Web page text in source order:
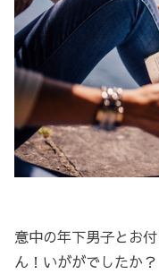
意中の年下男子とお
ん！いががでしたか？